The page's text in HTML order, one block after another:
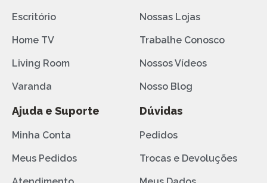
Escritório
Home TV
Living Room
Varanda
Nossas Lojas
Trabalhe Conosco
Nossos Vídeos
Nosso Blog
Ajuda e Suporte
Minha Conta
Meus Pedidos
Dúvidas
Pedidos
Trocas e Devoluções